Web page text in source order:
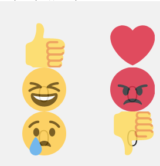
Палец
вверх!
0
Лайк!
0
Дикий
смех!
0
Агрессия!
0
Грусть :(
Палец
вниз!